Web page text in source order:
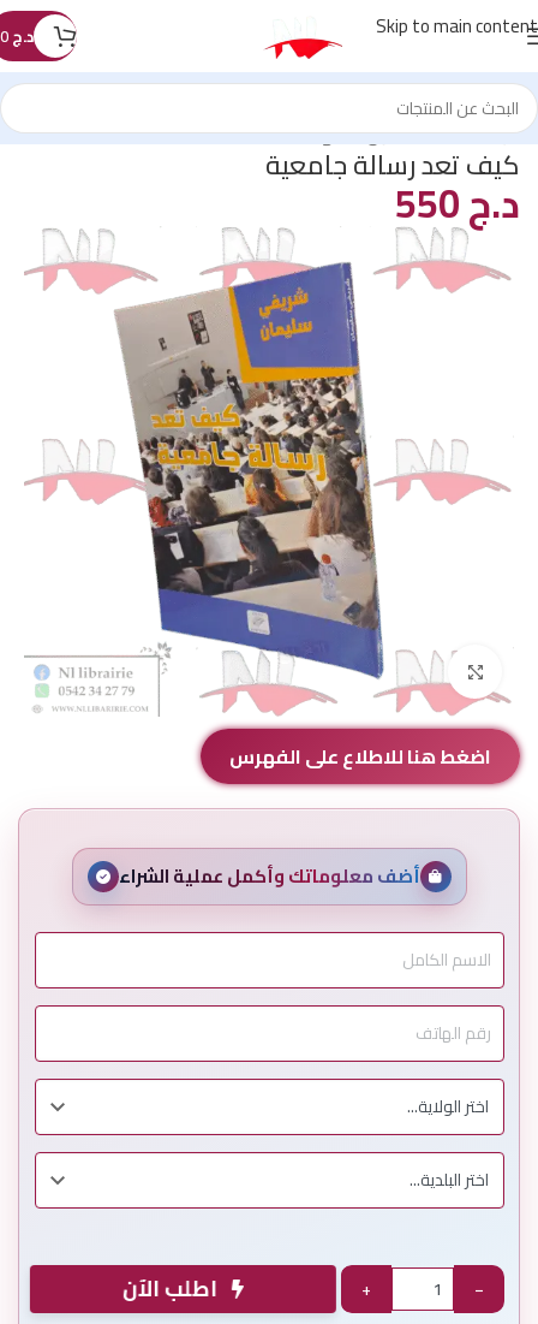
Skip to main content د.ج
الرئيسية/كتب القانون/المنهجية
كيف تعد رسالة جامعية
د.ج
Click to enlarge
اضغط هنا للاطلاع على الفهرس
أضف معلوماتك وأكمل عملية الشراء
−
+ اطلب الآن